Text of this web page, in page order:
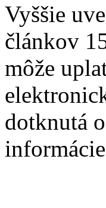
Vyššie
článkov
môže
dotknutá